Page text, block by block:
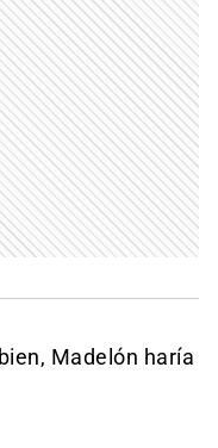
Madelón haría